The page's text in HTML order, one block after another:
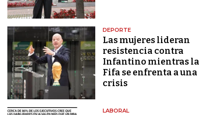
DEPORTE
Las mujeres lideran
resistencia contra
Infantino mientras la
Fifa se enfrenta a una
crisis
LABORAL